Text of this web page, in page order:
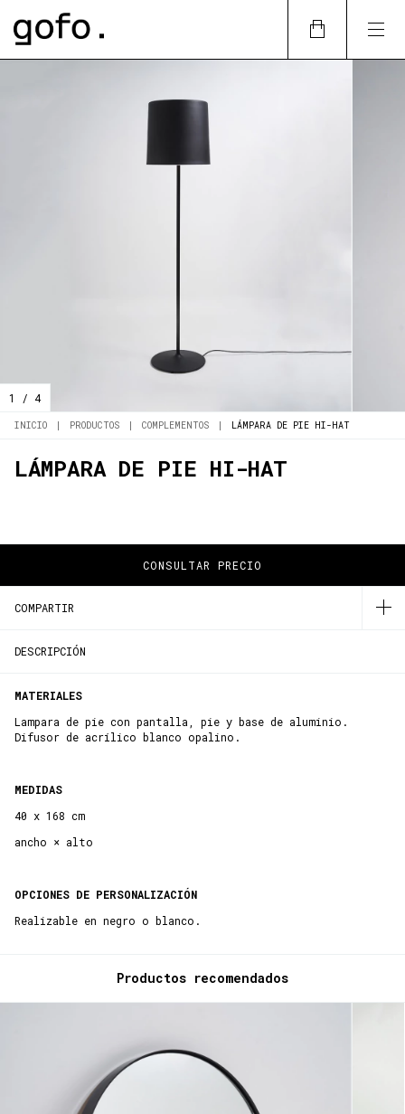
1 / 4
INICIO | PRODUCTOS | COMPLEMENTOS | LÁMPARA DE PIE HI-HAT
LÁMPARA DE PIE HI-HAT
COMPARTIR
DESCRIPCIÓN
MATERIALES
Lampara de pie con pantalla, pie y base de aluminio.
Difusor de acrílico blanco opalino.
MEDIDAS
40 x 168 cm
ancho × alto
OPCIONES DE PERSONALIZACIÓN
Realizable en negro o blanco.
Productos recomendados